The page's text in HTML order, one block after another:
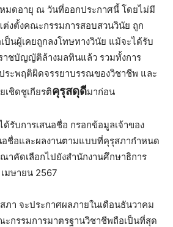
มดอายุ ณ วันที่ออกประกาศนี้ โดยไม่มี
ต่งตั้งคณะกรรมการสอบสวนวินัย ถูก
ป็นผู้เคยถูกลงโทษทางวินัย แม้จะได้รับ
าชบัญญัติล้างมลทินแล้ว รวมทั้งการ
ระพฤติผิดจรรยาบรรณของวิชาชีพ และ
เชิดชูเกียรติคุรุสดุดีมาก่อน
รับการเสนอชื่อ กรอกข้อมูลเจ้าของ
อชื่อและผลงานตามแบบที่คุรุสภากำหนด
าคัดเลือกไปยังสำนักงานศึกษาธิการ
มษายน 2567
ภา จะประกาศผลภายในเดือนธันวาคม
กรรมการมาตรฐานวิชาชีพถือเป็นที่สุด